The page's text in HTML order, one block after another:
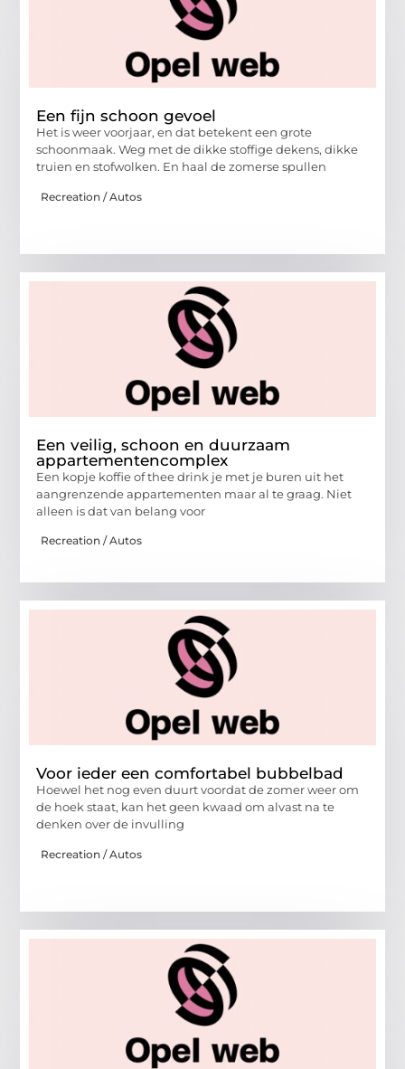
Een fijn schoon gevoel
Het is weer voorjaar, en dat betekent een grote
schoonmaak. Weg met de dikke stoffige dekens, dikke
truien en stofwolken. En haal de zomerse spullen
Recreation / Autos
Een veilig, schoon en duurzaam
appartementencomplex
Een kopje koffie of thee drink je met je buren uit het
aangrenzende appartementen maar al te graag. Niet
alleen is dat van belang voor
Recreation / Autos
Voor ieder een comfortabel bubbelbad
Hoewel het nog even duurt voordat de zomer weer om
de hoek staat, kan het geen kwaad om alvast na te
denken over de invulling
Recreation / Autos